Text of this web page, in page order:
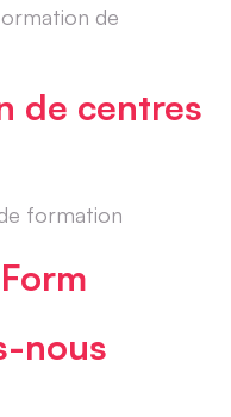
de
de centres
formation
nous